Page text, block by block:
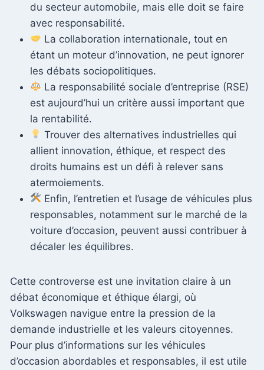
du secteur automobile, mais elle doit se faire
avec responsabilité.
La collaboration internationale, tout en
étant un moteur d’innovation, ne peut ignorer
les débats sociopolitiques.
La responsabilité sociale d’entreprise (RSE)
est aujourd’hui un critère aussi important que
la rentabilité.
Trouver des alternatives industrielles qui
allient innovation, éthique, et respect des
droits humains est un défi à relever sans
atermoiements.
Enfin, l’entretien et l’usage de véhicules plus
responsables, notamment sur le marché de la
voiture d’occasion, peuvent aussi contribuer à
décaler les équilibres.
Cette controverse est une invitation claire à un
débat économique et éthique élargi, où
Volkswagen navigue entre la pression de la
demande industrielle et les valeurs citoyennes.
Pour plus d’informations sur les véhicules
d’occasion abordables et responsables, il est utile